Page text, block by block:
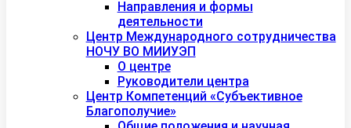
Направления и формы
деятельности
Центр Международного сотрудничества
НОЧУ ВО МИИУЭП
О центре
Руководители центра
Центр Компетенций «Субъективное
Благополучие»